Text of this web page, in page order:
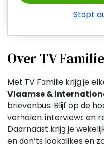
Stopt
Over TV Familie
Met TV Familie krijg je
Vlaamse &
brievenbus. Blijf op de
verhalen, interviews en
Daarnaast krijg je
en don’ts lookalikes en